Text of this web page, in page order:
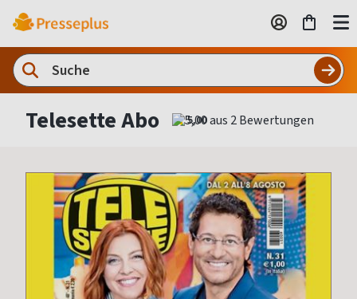
Telesette Abo 5,00